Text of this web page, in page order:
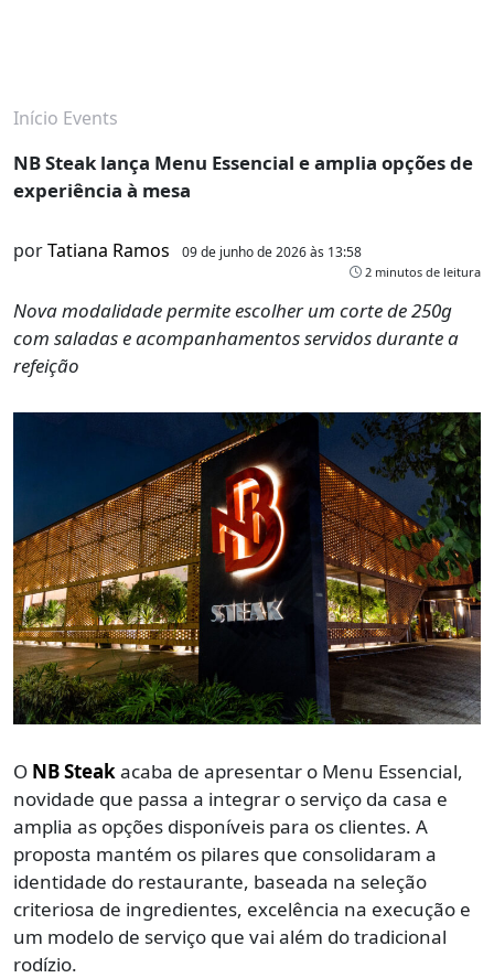
Início Events
NB Steak lança Menu Essencial e amplia opções de
experiência à mesa
porTatiana Ramos 09 de junho de 2026 às 13:58
2 minutos de leitura
Nova modalidade permite escolher um corte de 250g
com saladas e acompanhamentos servidos durante a
refeição
O NB Steakacaba de apresentar o Menu Essencial,
novidade que passa a integrar o serviço da casa e
amplia as opções disponíveis para os clientes. A
proposta mantém os pilares que consolidaram a
identidade do restaurante, baseada na seleção
criteriosa de ingredientes, excelência na execução e
um modelo de serviço que vai além do tradicional
rodízio.